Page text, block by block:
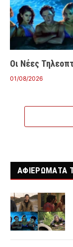
Οι Νέες
01/08/2026
ΑΦΙΕΡΩΜΑΤΑ